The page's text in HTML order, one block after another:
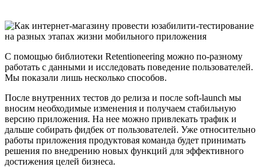
С помощью библиотеки Retentioneering можно по-разному
работать с данными и исследовать поведение пользователей.
Мы показали лишь несколько способов.
После внутренних тестов до релиза и после soft-launch мы
вносим необходимые изменения и получаем стабильную
версию приложения. На нее можно привлекать трафик и
дальше собирать фидбек от пользователей. Уже относительно
работы приложения продуктовая команда будет принимать
решения по внедрению новых функций для эффективного
достижения целей бизнеса.